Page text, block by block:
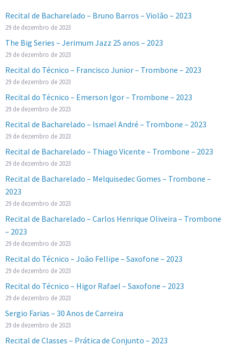
Recital de Bacharelado – Bruno Barros – Violão – 2023
29 de dezembro de 2023
The Big Series – Jerimum Jazz 25 anos – 2023
29 de dezembro de 2023
Recital do Técnico – Francisco Junior – Trombone – 2023
29 de dezembro de 2023
Recital do Técnico – Emerson Igor – Trombone – 2023
29 de dezembro de 2023
Recital de Bacharelado – Ismael André – Trombone – 2023
29 de dezembro de 2023
Recital de Bacharelado – Thiago Vicente – Trombone – 2023
29 de dezembro de 2023
Recital de Bacharelado – Melquisedec Gomes – Trombone –
2023
29 de dezembro de 2023
Recital de Bacharelado – Carlos Henrique Oliveira – Trombone
– 2023
29 de dezembro de 2023
Recital do Técnico – João Fellipe – Saxofone – 2023
29 de dezembro de 2023
Recital do Técnico – Higor Rafael – Saxofone – 2023
29 de dezembro de 2023
Sergio Farias – 30 Anos de Carreira
29 de dezembro de 2023
Recital de Classes – Prática de Conjunto – 2023